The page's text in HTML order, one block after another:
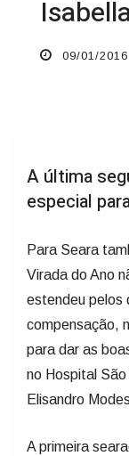
09/01/
A última
especial
Para Seara
Virada do Ano
estendeu pelos
compensação,
para dar as
no Hospital
Elisandro
A primeira